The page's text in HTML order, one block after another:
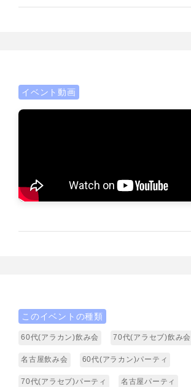
イベント動画
このイベントの種類
60代(アラカン)飲み会 70代(アラセブ)飲み会
名古屋飲み会 60代(アラカン)パーティ
70代(アラセブ)パーティ 名古屋パーティ